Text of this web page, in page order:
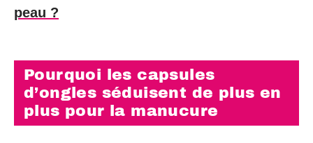
peau ?
Pourquoi les capsules
d’ongles séduisent de plus en
plus pour la manucure